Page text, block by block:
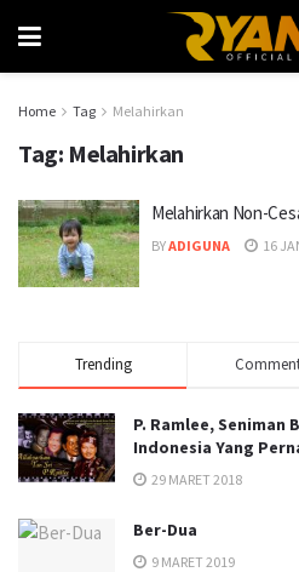
Home Tag Melahirkan
Tag: Melahirkan
Melahirkan Non-
BYADIGUNA 16
Trending
P. Ramlee,
Indonesia Yang
29 MARET 2018
Ber-Dua
9 MARET 2019